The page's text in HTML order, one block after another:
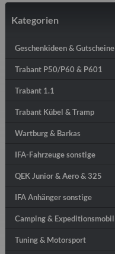
Kategorien
Geschenkideen & Gutscheine
Trabant P50/P60 & P601
Trabant 1.1
Trabant Kübel & Tramp
Wartburg & Barkas
IFA-Fahrzeuge sonstige
QEK Junior & Aero & 325
IFA Anhänger sonstige
Camping & Expeditionsmobil
Tuning & Motorsport